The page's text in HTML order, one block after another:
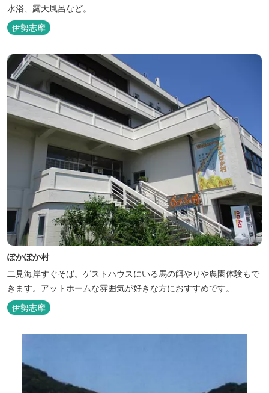
水浴、露天風呂など。
伊勢志摩
ぽかぽか村
二見海岸すぐそば。ゲストハウスにいる馬の餌やりや農園体験もで
きます。アットホームな雰囲気が好きな方におすすめです。
伊勢志摩